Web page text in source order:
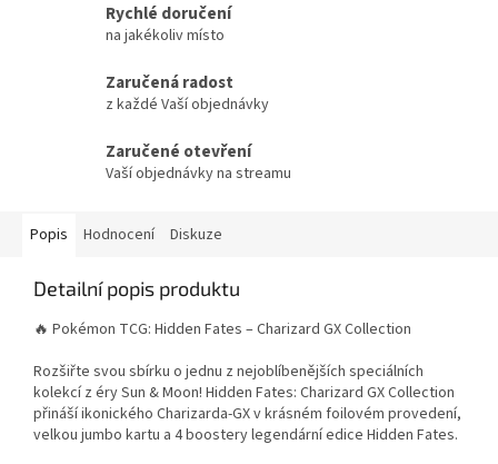
Rychlé doručení
na jakékoliv místo
Zaručená radost
z každé Vaší objednávky
Zaručené otevření
Vaší objednávky na streamu
Popis Hodnocení Diskuze
Detailní popis produktu
🔥 Pokémon TCG: Hidden Fates – Charizard GX Collection
Rozšiřte svou sbírku o jednu z nejoblíbenějších speciálních
kolekcí z éry Sun & Moon! Hidden Fates: Charizard GX Collection
přináší ikonického Charizarda-GX v krásném foilovém provedení,
velkou jumbo kartu a 4 boostery legendární edice Hidden Fates.